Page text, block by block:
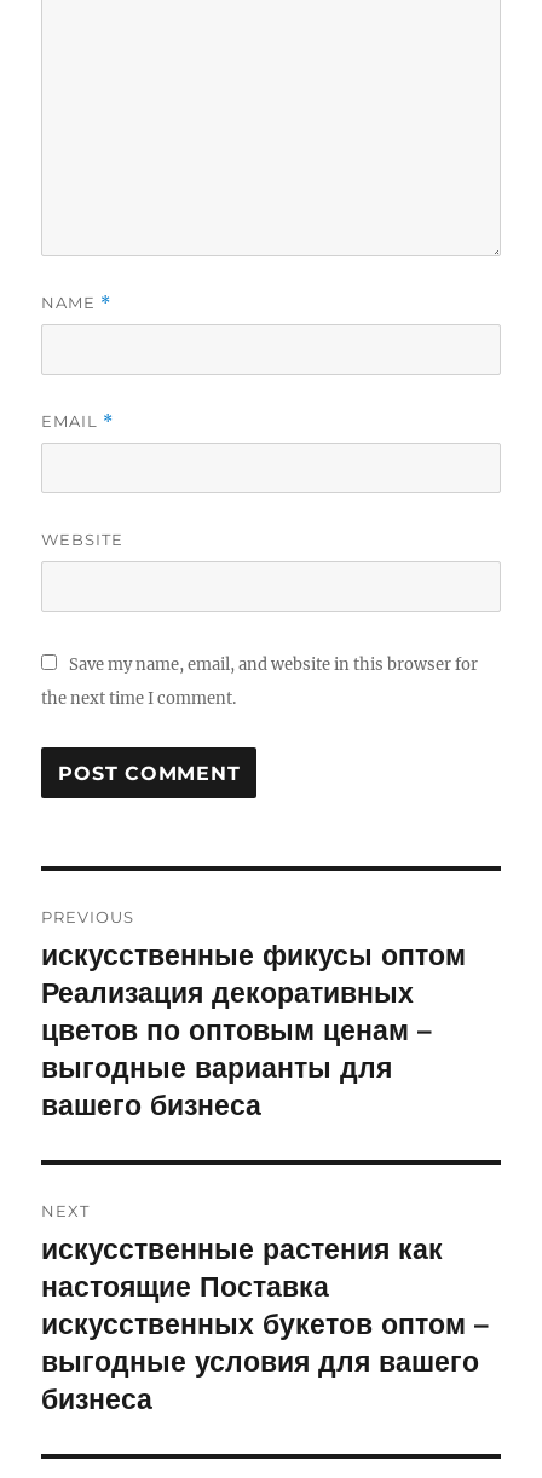
NAME *
EMAIL *
WEBSITE
Save my name, email, and website in this browser for
the next time I comment.
navigation
PREVIOUS
Previous
post:
искусственные фикусы оптом
Реализация декоративных
цветов по оптовым ценам –
выгодные варианты для
вашего бизнеса
NEXT
Next
post:
искусственные растения как
настоящие Поставка
искусственных букетов оптом –
выгодные условия для вашего
бизнеса